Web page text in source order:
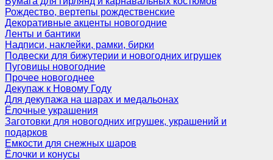
Рождество, вертепы рождественские
Декоративные акценты новогодние
Ленты и бантики
Надписи, наклейки, рамки, бирки
Подвески для бижутерии и новогодних игрушек
Пуговицы новогодние
Прочее новогоднее
Декупаж к Новому Году
Для декупажа на шарах и медальонах
Ёлочные украшения
Заготовки для новогодних игрушек, украшений и
подарков
Емкости для снежных шаров
Ёлочки и конусы